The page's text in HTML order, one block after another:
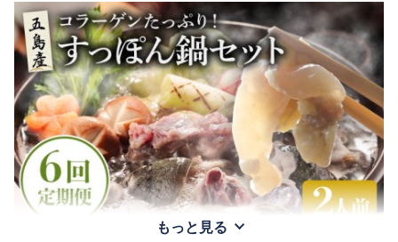
もっと見る